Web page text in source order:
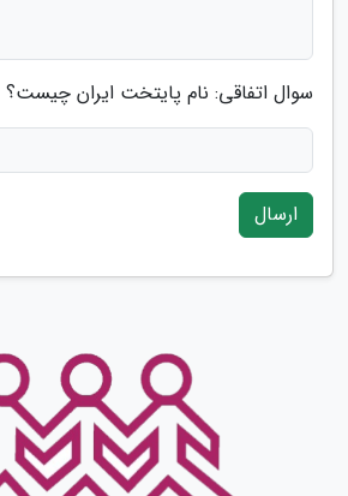
سوال اتفاقی: نام پایتخت ایران چیست؟
ارسال